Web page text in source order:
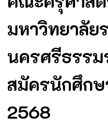
มหาวิทยาลัย
นครศรีธรรม
สมัครนักศึก
2568